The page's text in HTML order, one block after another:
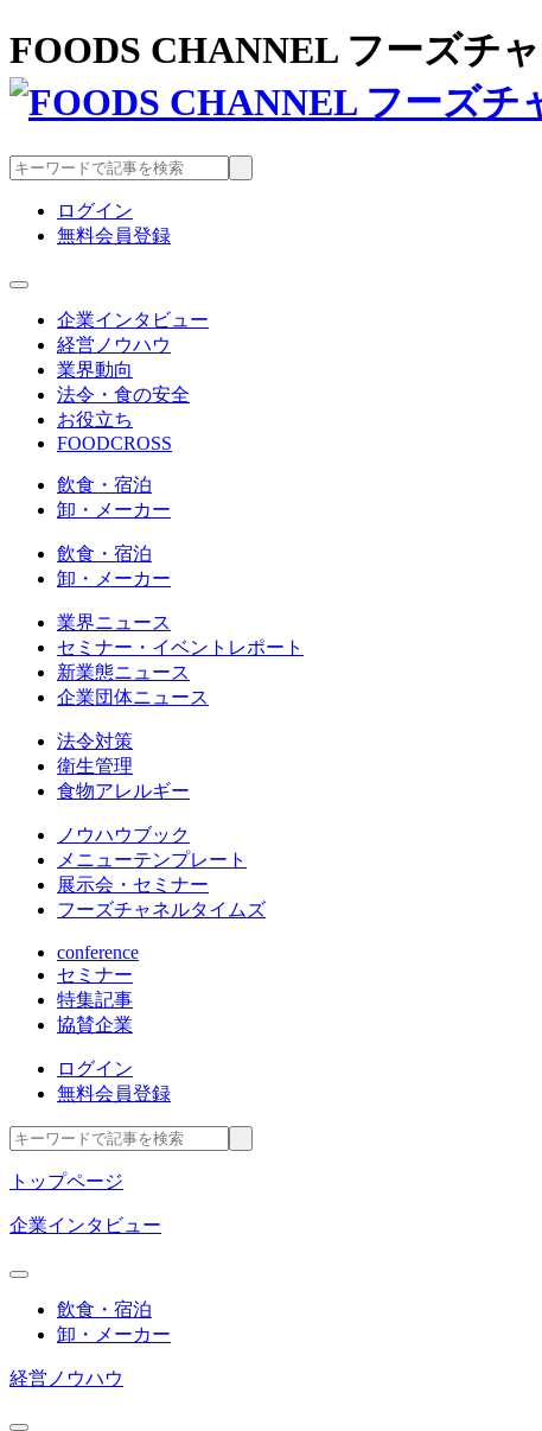
FOODS CHANNEL フーズチ
ログイン
無料会員登録
企業インタビュー
経営ノウハウ
業界動向
法令・食の安全
お役立ち
FOODCROSS
飲食・宿泊
卸・メーカー
飲食・宿泊
卸・メーカー
業界ニュース
セミナー・イベントレポート
新業態ニュース
企業団体ニュース
法令対策
衛生管理
食物アレルギー
ノウハウブック
メニューテンプレート
展示会・セミナー
フーズチャネルタイムズ
conference
セミナー
特集記事
協賛企業
ログイン
無料会員登録
トップページ
企業インタビュー
飲食・宿泊
卸・メーカー
経営ノウハウ